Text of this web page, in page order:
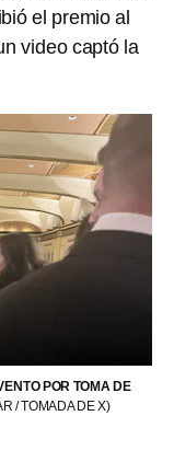
el premio al
video captó la
POR TOMA DE
/ TOMADA DE X)